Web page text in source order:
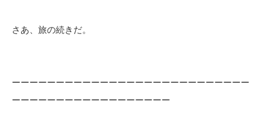
さあ、旅の続きだ。
ーーーーーーーーーーーーーーーーーーーーーーーーーーー
ーーーーーーーーーーーーーーーーーー